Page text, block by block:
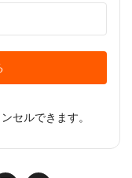
セルできます。